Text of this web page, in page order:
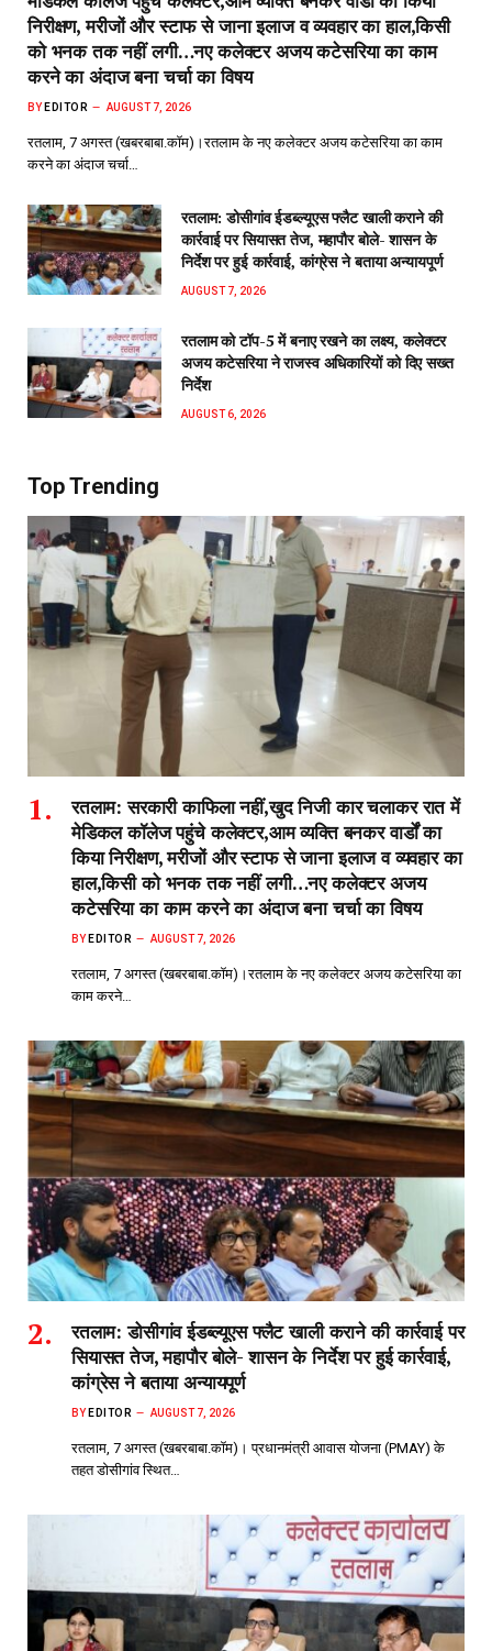
निरीक्षण, मरीजों और स्टाफ से जाना इलाज व व्यवहार का हाल,किसी
को भनक तक नहीं लगी…नए कलेक्टर अजय कटेसरिया का काम
करने का अंदाज बना चर्चा का विषय
BY EDITOR AUGUST 7, 2026
रतलाम, 7 अगस्त (खबरबाबा.कॉम)।रतलाम के नए कलेक्टर अजय कटेसरिया का काम
करने का अंदाज चर्चा…
रतलाम: डोसीगांव ईडब्ल्यूएस फ्लैट खाली कराने की
कार्रवाई पर सियासत तेज, महापौर बोले- शासन के
निर्देश पर हुई कार्रवाई, कांग्रेस ने बताया अन्यायपूर्ण
AUGUST 7, 2026
रतलाम को टॉप-5 में बनाए रखने का लक्ष्य, कलेक्टर
अजय कटेसरिया ने राजस्व अधिकारियों को दिए सख्त
निर्देश
AUGUST 6, 2026
Top Trending
रतलाम: सरकारी काफिला नहीं,खुद निजी कार चलाकर रात में
मेडिकल कॉलेज पहुंचे कलेक्टर,आम व्यक्ति बनकर वार्डों का
किया निरीक्षण, मरीजों और स्टाफ से जाना इलाज व व्यवहार का
हाल,किसी को भनक तक नहीं लगी…नए कलेक्टर अजय
कटेसरिया का काम करने का अंदाज बना चर्चा का विषय
BY EDITOR AUGUST 7, 2026
रतलाम, 7 अगस्त (खबरबाबा.कॉम)।रतलाम के नए कलेक्टर अजय कटेसरिया का
काम करने…
रतलाम: डोसीगांव ईडब्ल्यूएस फ्लैट खाली कराने की कार्रवाई पर
सियासत तेज, महापौर बोले- शासन के निर्देश पर हुई कार्रवाई,
कांग्रेस ने बताया अन्यायपूर्ण
BY EDITOR AUGUST 7, 2026
रतलाम, 7 अगस्त (खबरबाबा.कॉम)। प्रधानमंत्री आवास योजना (PMAY) के
तहत डोसीगांव स्थित…